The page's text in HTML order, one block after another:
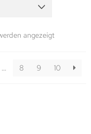
angezeigt
… 8 9 10